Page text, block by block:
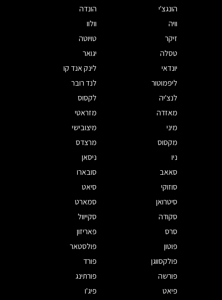
הונגצ'י
הונדה
וויה
וולוו
זיקר
טויוטה
טסלה
יגואר
יונדאי
לינק אנד קו
ליפמוטור
לנד רובר
לנצ'יה
לקסוס
מאזדה
מזראטי
מיני
מיצובישי
מקסוס
מרצדס
ניו
ניסאן
סאאב
סובארו
סוזוקי
סיאט
סיטרואן
סמארט
סקודה
סקייוול
סרס
פאריזון
פוטון
פולסטאר
פולקסווגן
פורד
פורשה
פורתינג
פיאט
פיג'ו